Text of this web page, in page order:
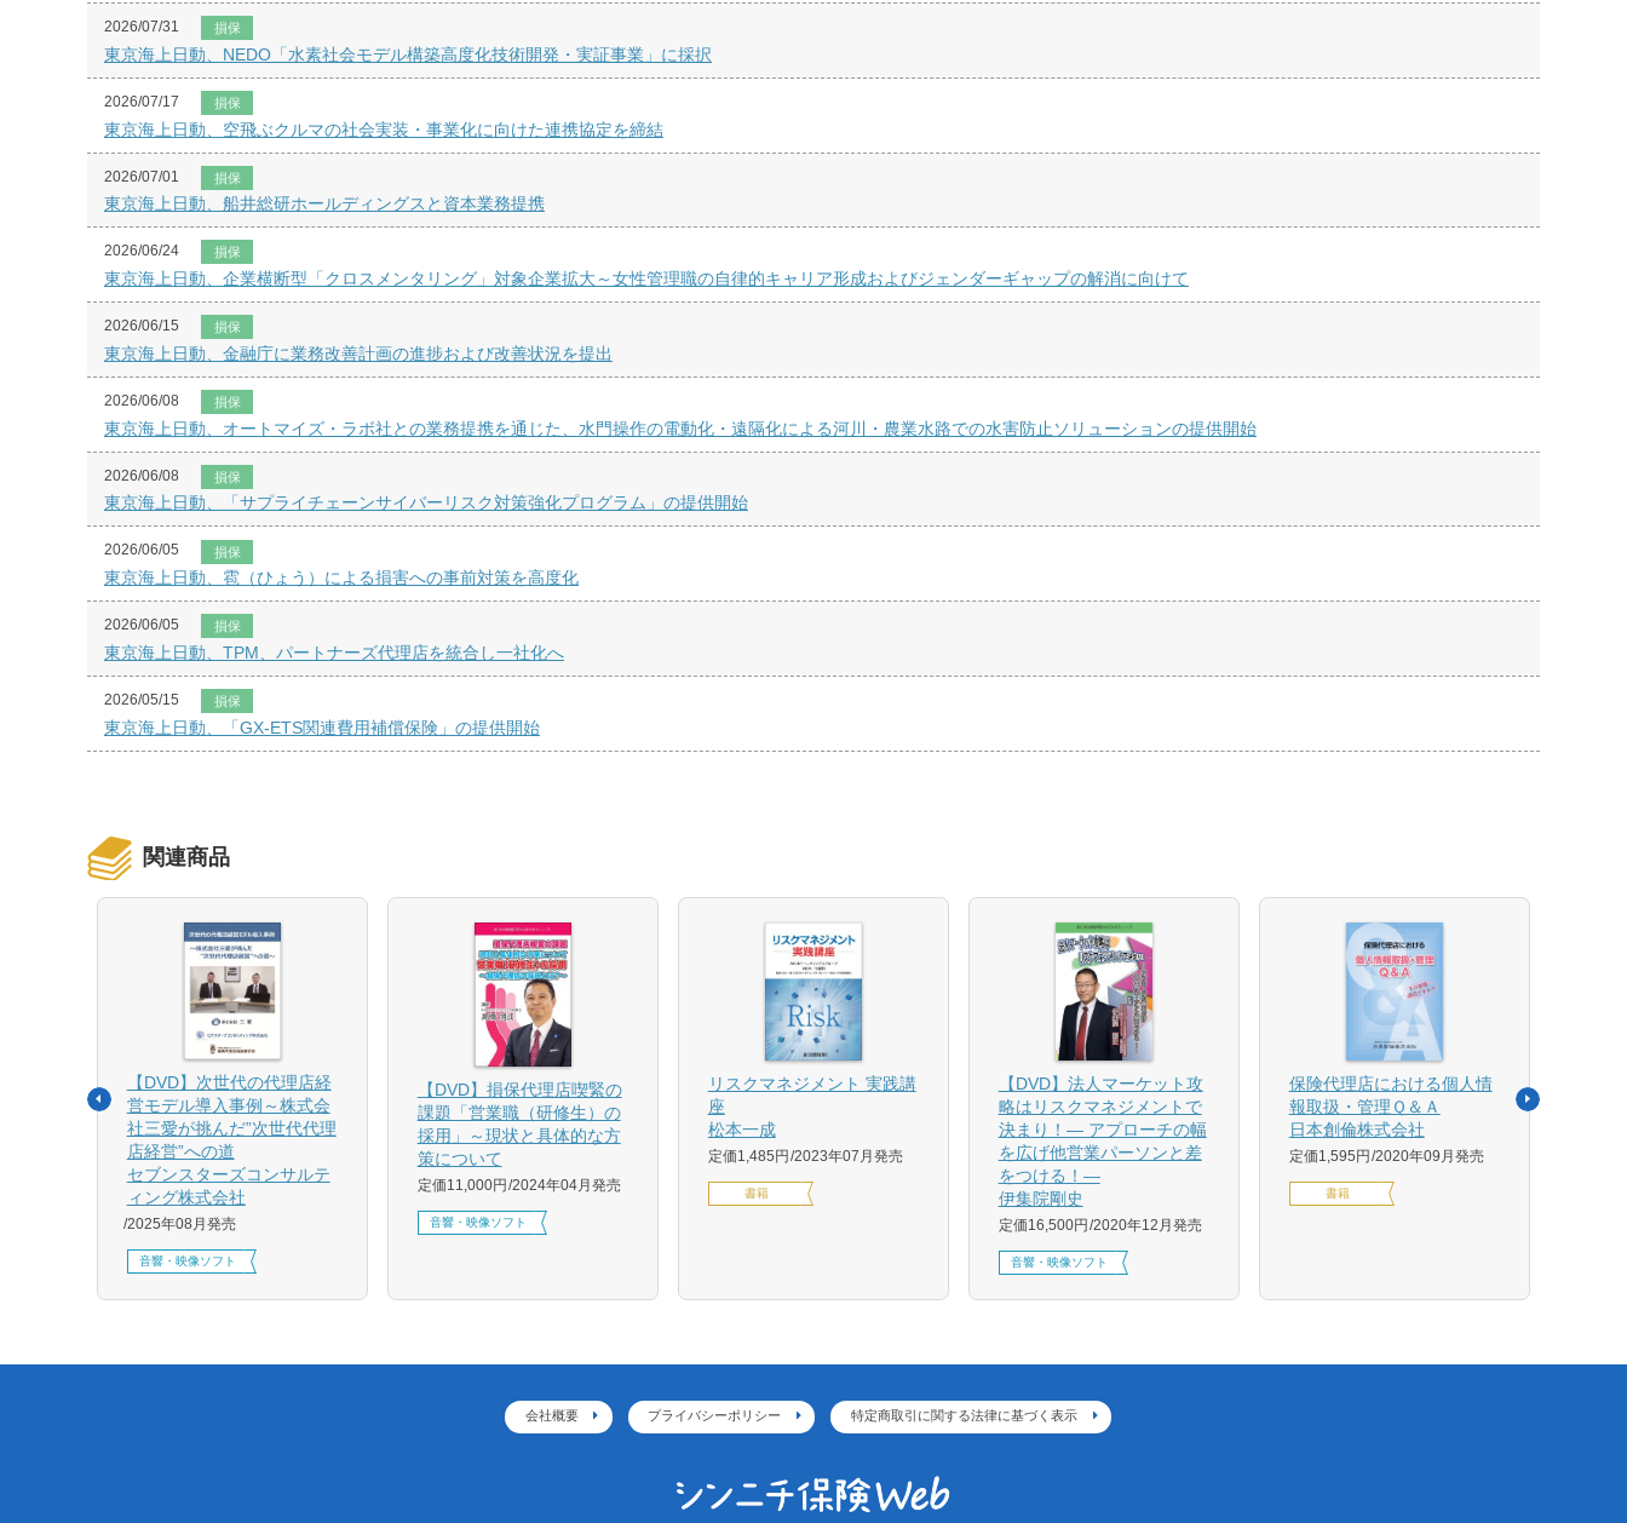
2026/07/31 損保
東京海上日動、NEDO「水素社会モデル構築高度化技術開発・実証事業」に採択
2026/07/17 損保
東京海上日動、空飛ぶクルマの社会実装・事業化に向けた連携協定を締結
2026/07/01 損保
東京海上日動、船井総研ホールディングスと資本業務提携
2026/06/24 損保
東京海上日動、企業横断型「クロスメンタリング」対象企業拡大～女性管理職の自律的キャリア形成およびジェンダーギャップの解消に向けて
2026/06/15 損保
東京海上日動、金融庁に業務改善計画の進捗および改善状況を提出
2026/06/08 損保
東京海上日動、オートマイズ・ラボ社との業務提携を通じた、水門操作の電動化・遠隔化による河川・農業水路での水害防止ソリューションの提供開始
2026/06/08 損保
東京海上日動、「サプライチェーンサイバーリスク対策強化プログラム」の提供開始
2026/06/05 損保
東京海上日動、雹（ひょう）による損害への事前対策を高度化
2026/06/05 損保
東京海上日動、TPM、パートナーズ代理店を統合し一社化へ
2026/05/15 損保
東京海上日動、「GX-ETS関連費用補償保険」の提供開始
関連商品
【DVD】次世代の代理店経
営モデル導入事例～株式会
社三愛が挑んだ”次世代代理
店経営”への道
セブンスターズコンサルテ
ィング株式会社
2025年08月発売
音響・映像ソフト
【DVD】損保代理店喫緊の
課題「営業職（研修生）の
採用」～現状と具体的な方
策について
定価11,000円 2024年04月発売
音響・映像ソフト
リスクマネジメント 実践講
座
松本一成
定価1,485円 2023年07月発売
書籍
【DVD】法人マーケット攻
略はリスクマネジメントで
決まり！― アプローチの幅
を広げ他営業パーソンと差
をつける！―
伊集院剛史
定価16,500円 2020年12月発売
音響・映像ソフト
保険代理店における個人情
報取扱・管理Ｑ＆Ａ
日本創倫株式会社
定価1,595円 2020年09月発売
書籍
会社概要 プライバシーポリシー 特定商取引に関する法律に基づく表示